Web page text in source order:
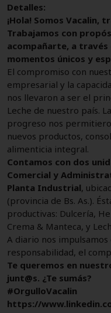
Detalles:
¡Hola! Somos Vacalin,
Trabajamos con
acompañarte, a
momentos únicos y
El compromiso con
empresarial y la
nos llevaron a ser el
Leche de nuestro país.
progreso nos
nuevos productos,
alimenticia integral.
Contamos con dos
Comercial y
Planta Industrial,
(provincia de Bs. As.).
productivas: Dulcería,
Crema & Manteca, y
A diario nos
responsabilidad, el
Te queremos en
junt@s. ¿Te sumás?
#OrgulloVacalin
https://